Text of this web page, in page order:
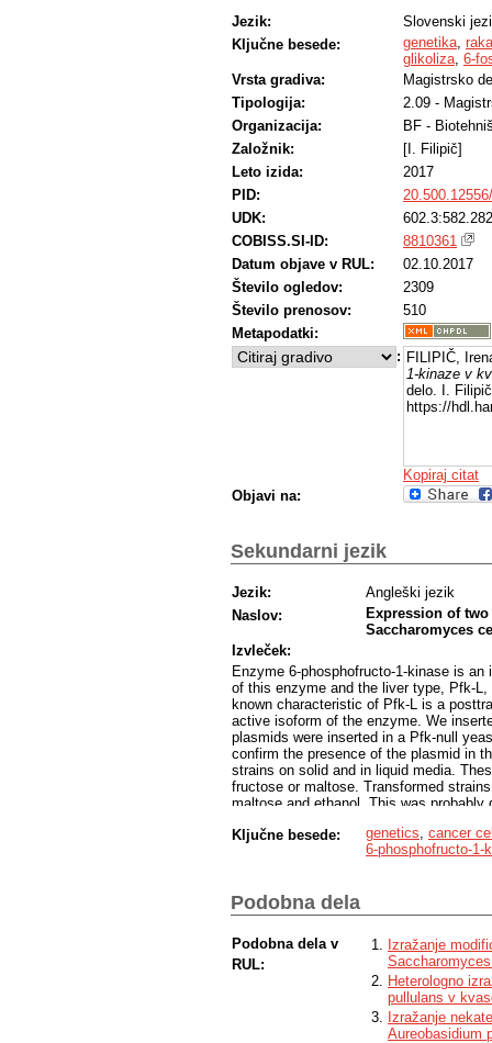
aktivnosti pa smo to še potrdili, saj je
oblika ni rasla na enostavnih sladkorjih,
uporabo v takšnem poskusu.
ni kanonična oblika gena.
Jezik:
Slovenski
Ključne besede:
genetika,
glikoliza, 6-
Vrsta gradiva:
Magistrsko
Tipologija:
2.09 -
Organizacija:
BF -
Založnik:
[I. Filipič]
Leto izida:
2017
PID:
UDK:
COBISS.SI-ID:
8810361
Datum objave v RUL:
02.10.2017
Število ogledov:
2309
Število prenosov:
510
Metapodatki:
: FILIPIČ,
1-kinaze v
delo. I.
https://
Kopiraj citat
Objavi na:
Sekundarni jezik
Jezik:
Angleški jezik
Naslov:
Expression of
Saccharomyces
Izvleček:
Enzyme 6-phosphofructo-1-kinase is
of this enzyme and the liver type, Pfk-
known characteristic of Pfk-L is a
active isoform of the enzyme. We
plasmids were inserted in a Pfk-null
confirm the presence of the plasmid in
strains on solid and in liquid media.
fructose or maltose. Transformed
maltose and ethanol. This was
where we measured only PFK-L
enable growth on glucose or fructose,
Ključne besede: genetics cancer
6-phosphofructo-1-
Podobna dela
Podobna dela v
RUL:
Izražanje
Heterologno
pullulans v
Izražanje
Aureobasidium